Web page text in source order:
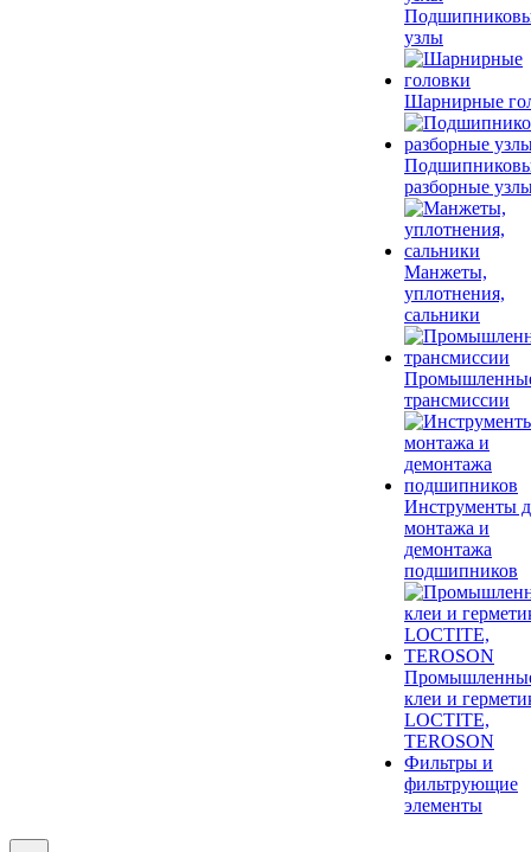
узлы
Шарнирные
разборные
Манжеты,
уплотнения,
сальники
трансмиссии
Инструменты
монтажа и
демонтажа
подшипников
клеи и
LOCTITE,
TEROSON
Фильтры и
фильтрующие
элементы